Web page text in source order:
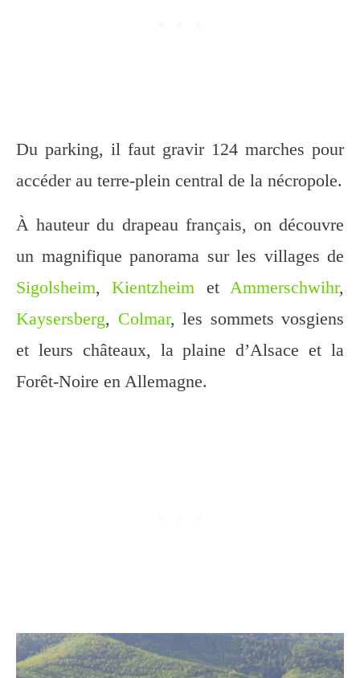
Du parking, il faut gravir 124 marches pour
accéder au terre-plein central de la nécropole.
À hauteur du drapeau français, on découvre
un magnifique panorama sur les villages de
Sigolsheim,Kientzheim et Ammerschwihr,
Kaysersberg, Colmar, les sommets vosgiens
et leurs châteaux, la plaine d’Alsace et la
Forêt-Noire en Allemagne.